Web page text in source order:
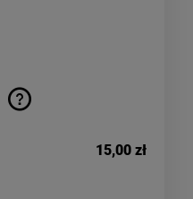
15,00 zł